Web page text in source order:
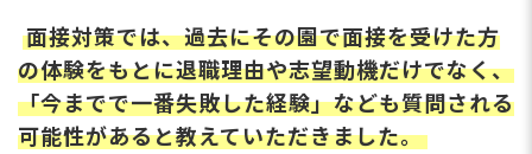
面接対策では、過去にその園で面接を受けた方
の体験をもとに退職理由や志望動機だけでなく、
「今までで一番失敗した経験」なども質問される
可能性があると教えていただきました。